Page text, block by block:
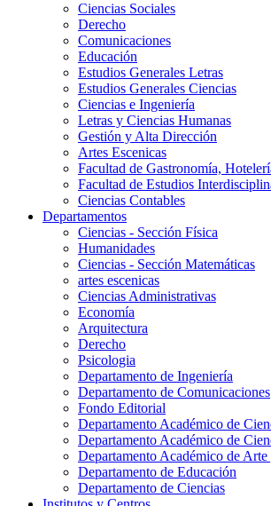
Ciencias Sociales
Derecho
Comunicaciones
Educación
Estudios Generales Letras
Estudios Generales Ciencias
Ciencias e Ingeniería
Letras y Ciencias Humanas
Gestión y Alta Dirección
Artes Escenicas
Facultad de Gastronomía,
Facultad de Estudios
Ciencias Contables
Departamentos
Ciencias - Sección Física
Humanidades
Ciencias - Sección Matemáticas
artes escenicas
Ciencias Administrativas
Economía
Arquitectura
Derecho
Psicologia
Departamento de Ingeniería
Departamento de Comunicaciones
Fondo Editorial
Departamento Académico de
Departamento Académico de
Departamento Académico de
Departamento de Educación
Departamento de Ciencias